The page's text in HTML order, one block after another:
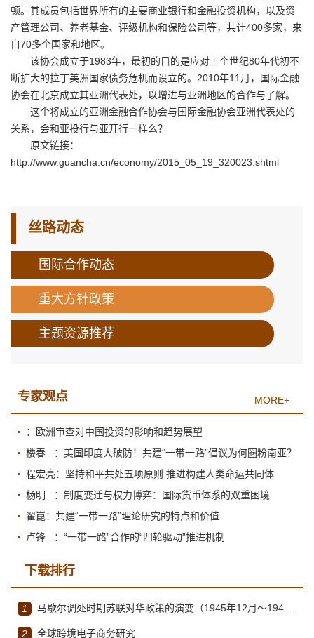
顿。其成员包括世界所有的主要商业银行和金融投资机构，以及资
产管理公司、养老基金、评级机构和保险公司等，共计400多家，来
自70多个国家和地区。
该协会成立于1983年，最初的目的是应对上个世纪80年代初不
断扩大的拉丁美洲国家债务危机而设立的。2010年11月，国际金融
协会在北京成立其亚洲代表处，以增进与亚洲地区的合作与了解。
这个将成立的亚洲金融合作协会与国际金融协会亚洲代表处的
关系，会和亚投行与亚开行一样么？
原文链接：
http://www.guancha.cn/economy/2015_05_19_320023.shtml
丝路动态
国际合作动态
重大方针政策
主题资源推荐
专家观点 MORE+
：欧洲审查对中国投资的影响和趋势展望
楼春...：美国印度大破防！共建“一带一路”倡议为何圈粉南亚？
程宏亮：坚持和平共处五项原则 推进构建人类命运共同体
杨明...：制度变迁与权力博弈：国际货币体系的双重困境
翟崑：共建“一带一路”理论研究的特点和价值
卢锋...：“一带一路”合作的“四轮驱动”推进机制
下载排行
1 马歇尔调处时期苏联对华政策的演变（1945年12月～1947年1月）
2 全球跨境电子商务研究